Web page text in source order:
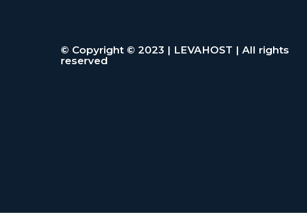
© Copyright © 2023 | LEVAHOST | All rights
reserved